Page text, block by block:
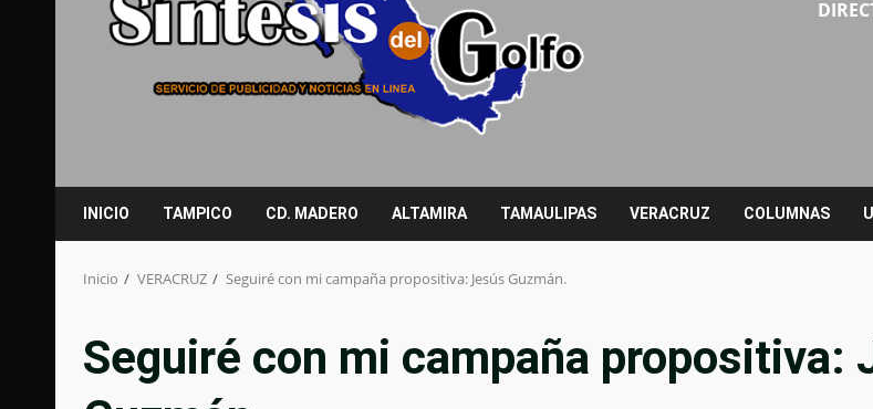
INICIO TAMPICO CD. MADERO ALTAMIRA TAMAULIPAS VERACRUZ COLUMNAS
Inicio VERACRUZ Seguiré con mi campaña propositiva: Jesús Guzmán.
Seguiré con mi campaña propositiva: